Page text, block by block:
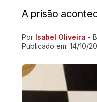
A prisão
Ir direto pra matéria
Por Isabel Oliveira -
Publicado em: 14/10/